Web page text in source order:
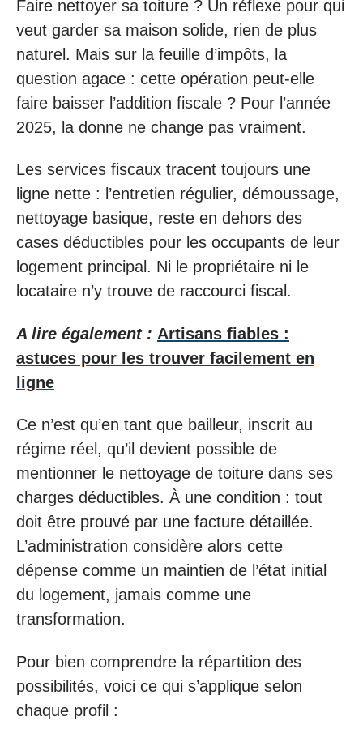
Faire nettoyer sa toiture ? Un réflexe pour qui
veut garder sa maison solide, rien de plus
naturel. Mais sur la feuille d’impôts, la
question agace : cette opération peut-elle
faire baisser l’addition fiscale ? Pour l’année
2025, la donne ne change pas vraiment.
Les services fiscaux tracent toujours une
ligne nette : l’entretien régulier, démoussage,
nettoyage basique, reste en dehors des
cases déductibles pour les occupants de leur
logement principal. Ni le propriétaire ni le
locataire n’y trouve de raccourci fiscal.
A lire également : Artisans fiables :
astuces pour les trouver facilement en
ligne
Ce n’est qu’en tant que bailleur, inscrit au
régime réel, qu’il devient possible de
mentionner le nettoyage de toiture dans ses
charges déductibles. À une condition : tout
doit être prouvé par une facture détaillée.
L’administration considère alors cette
dépense comme un maintien de l’état initial
du logement, jamais comme une
transformation.
Pour bien comprendre la répartition des
possibilités, voici ce qui s’applique selon
chaque profil :